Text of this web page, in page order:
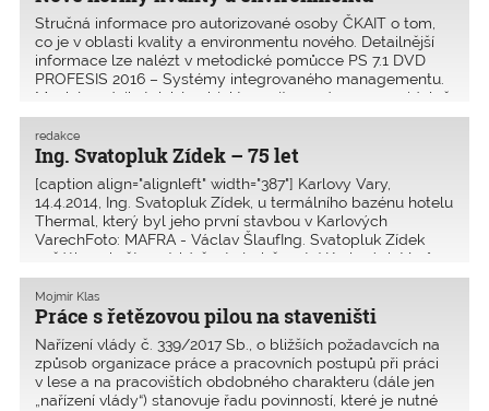
Stručná informace pro autorizované osoby ČKAIT o tom,
co je v oblasti kvality a environmentu nového. Detailnější
informace lze nalézt v metodické pomůcce PS 7.1 DVD
PROFESIS 2016 – Systémy integrovaného managementu.
Mnohé podnikatelské subjekty mají zavedeny a pravidelně
ov
Ing. Svatopluk Zídek – 75 let
redakce
[caption align="alignleft" width="387"] Karlovy Vary,
14.4.2014, Ing. Svatopluk Zídek, u termálního bazénu hotelu
Thermal, který byl jeho první stavbou v Karlových
VarechFoto: MAFRA - Václav ŠlaufIng. Svatopluk Zídek
začátkem května získá čestné občanství Karlových Varů.
[/c
Práce s řetězovou pilou na staveništi
Mojmír Klas
Nařízení vlády č. 339/2017 Sb., o bližších požadavcích na
způsob organizace práce a pracovních postupů při práci
v lese a na pracovištích obdobného charakteru (dále jen
„nařízení vlády“) stanovuje řadu povinností, které je nutné